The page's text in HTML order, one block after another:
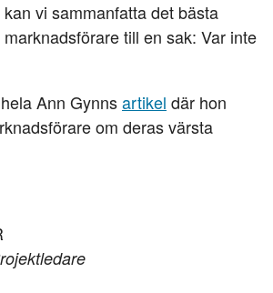
vi sammanfatta det bästa
till en sak: Var inte
Ann Gynnsartikel där hon
om deras värsta